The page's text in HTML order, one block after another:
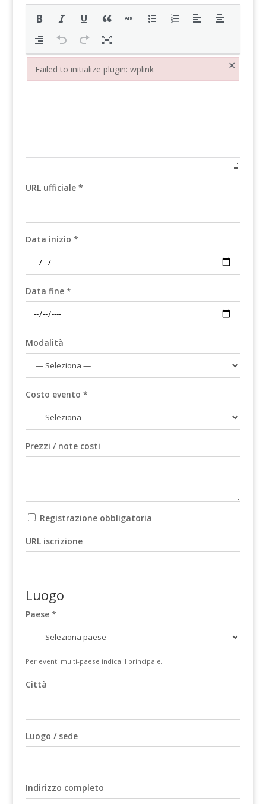
URL ufficiale *
Data inizio *
Data fine *
Modalità
Costo evento *
Prezzi / note costi
Registrazione obbligatoria
URL iscrizione
Luogo
Paese *
Per eventi multi-paese indica il principale.
Città
Luogo / sede
Indirizzo completo
Failed to initialize plugin: wplink ×
Failed to initialize plugin: wplink